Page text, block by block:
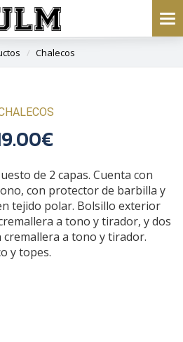
Chalecos
de 2 capas. Cuenta con
con protector de barbilla y
tejido polar. Bolsillo exterior
a tono y tirador, y dos
a tono y tirador.
y topes.